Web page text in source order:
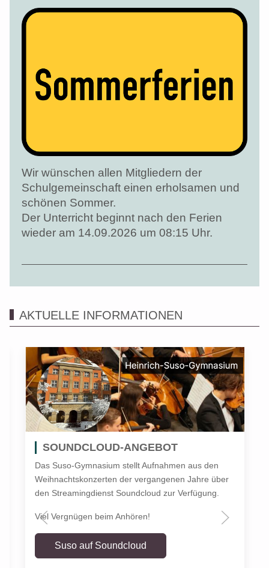
Wir wünschen allen Mitgliedern der
Schulgemeinschaft einen erholsamen und
schönen Sommer.
Der Unterricht beginnt nach den Ferien
wieder am 14.09.2026 um 08:15 Uhr.
AKTUELLE INFORMATIONEN
SOUNDCLOUD-ANGEBOT
Das Suso-Gymnasium stellt Aufnahmen aus den
Weihnachtskonzerten der vergangenen Jahre über
den Streamingdienst Soundcloud zur Verfügung.
Viel Vergnügen beim Anhören!
Suso auf Soundcloud